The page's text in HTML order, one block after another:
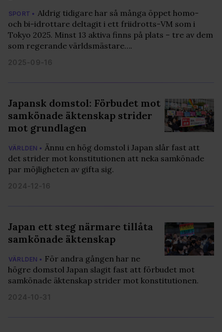
SPORT • Aldrig tidigare har så många öppet homo-
och bi-idrottare deltagit i ett friidrotts-VM som i
Tokyo 2025. Minst 13 aktiva finns på plats – tre av dem
som regerande världsmästare….
2025-09-16
Japansk domstol: Förbudet mot
samkönade äktenskap strider
mot grundlagen
VÄRLDEN • Ännu en hög domstol i Japan slår fast att
det strider mot konstitutionen att neka samkönade
par möjligheten av gifta sig.
2024-12-16
Japan ett steg närmare tillåta
samkönade äktenskap
VÄRLDEN • För andra gången har ne
högre domstol Japan slagit fast att förbudet mot
samkönade äktenskap strider mot konstitutionen.
2024-10-31